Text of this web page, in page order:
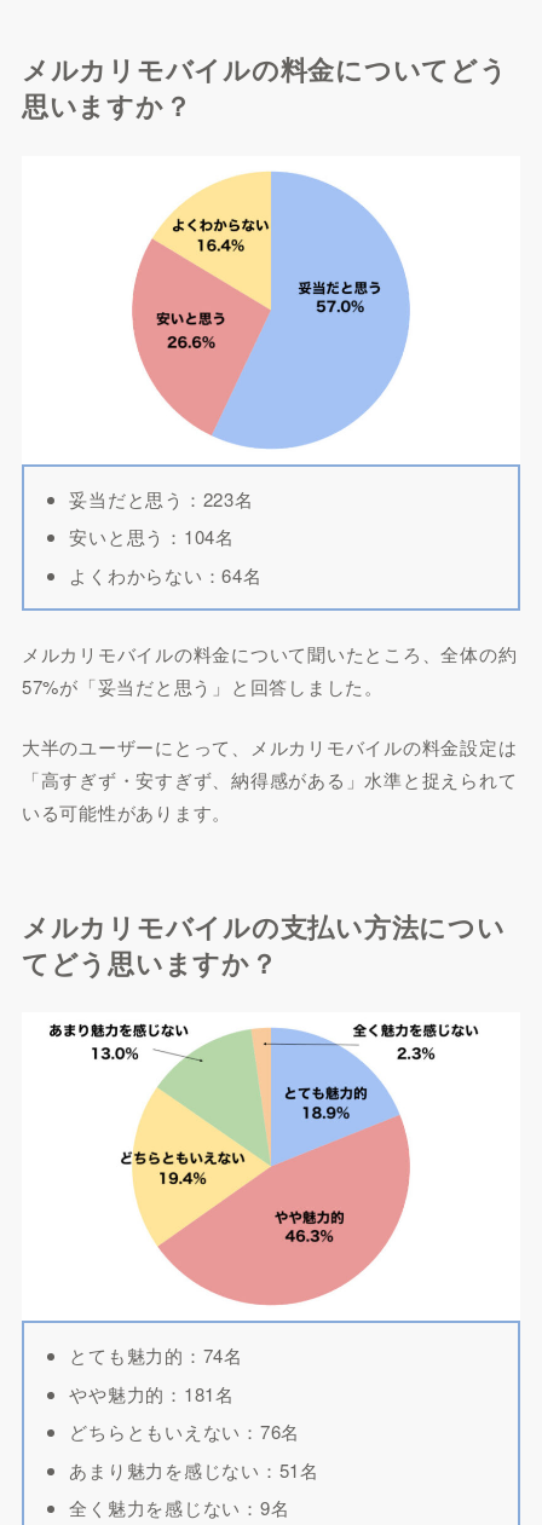
メルカリモバイルの料金についてどう
思いますか？
妥当だと思う：223名
安いと思う：104名
よくわからない：64名
メルカリモバイルの料金について聞いたところ、全体の約
57%が「妥当だと思う」と回答しました。
大半のユーザーにとって、メルカリモバイルの料金設定は
「高すぎず・安すぎず、納得感がある」水準と捉えられて
いる可能性があります。
メルカリモバイルの支払い方法につい
てどう思いますか？
とても魅力的：74名
やや魅力的：181名
どちらともいえない：76名
あまり魅力を感じない：51名
全く魅力を感じない：9名